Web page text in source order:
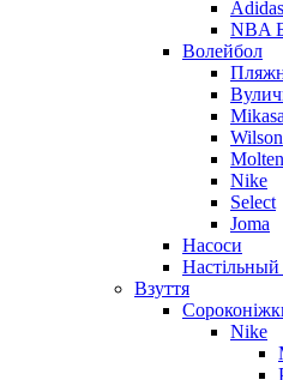
Adidas
NBA
Волейбол
Mikasa
Wilson
Molten
Nike
Select
Joma
Насоси
Настільный
Взуття
Nike